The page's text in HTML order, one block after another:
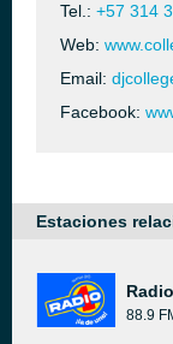
Tel.: +57 314
Web:
Email:
Facebook:
Estaciones
88.9